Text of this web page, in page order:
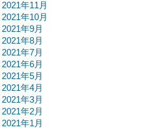
2021年11月
2021年10月
2021年9月
2021年8月
2021年7月
2021年6月
2021年5月
2021年4月
2021年3月
2021年2月
2021年1月